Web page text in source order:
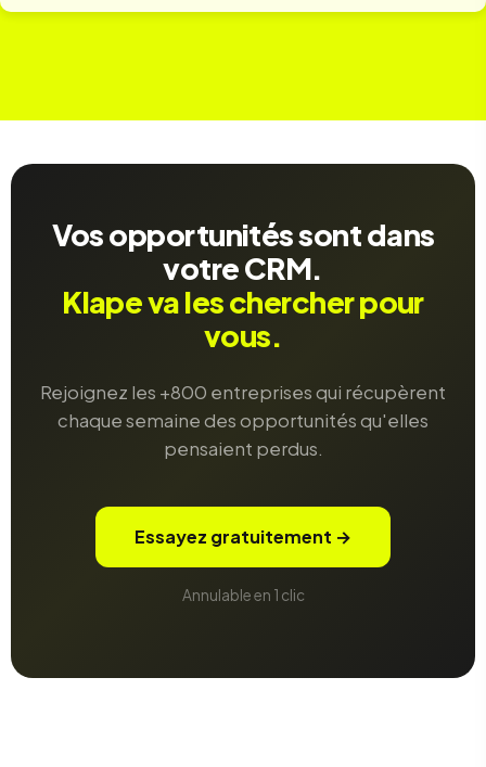
Vos opportunités sont dans
votre CRM.
Klape va les chercher pour
vous.
Rejoignez les +800 entreprises qui récupèrent
chaque semaine des opportunités qu'elles
pensaient perdus.
Essayez gratuitement →
Annulable en 1 clic